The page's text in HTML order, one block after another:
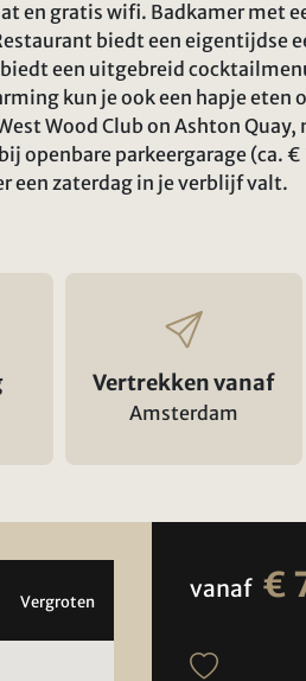
en gratis wifi. Badkamer met
biedt een eigentijdse
een uitgebreid
kun je ook een hapje eten
Wood Club on Ashton Quay,
openbare parkeergarage (ca. €
een zaterdag in je verblijf valt.
Vertrekken vanaf
Amsterdam
Vergroten vanaf €